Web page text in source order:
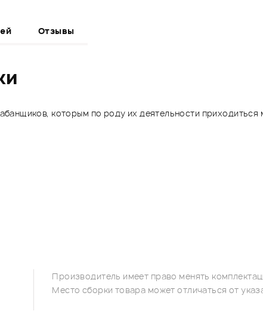
Отзывы
которым по роду их деятельности
Производитель имеет право менять
Место сборки товара может отличаться от